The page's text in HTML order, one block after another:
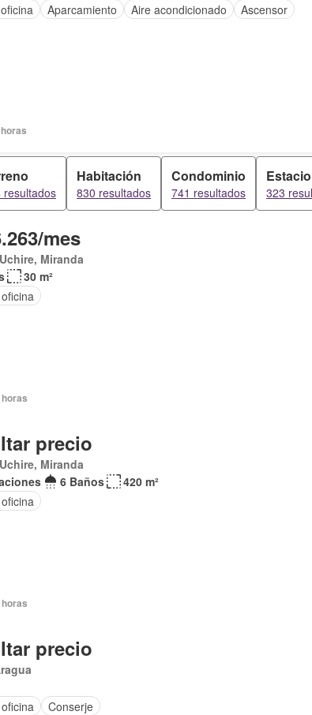
Aparcamiento Aire acondicionado Ascensor
resultados
Habitación
830 resultados
Condominio
741 resultados 323
mes
Miranda
30 m²
precio
Miranda
6 Baños
420 m²
precio
Conserje